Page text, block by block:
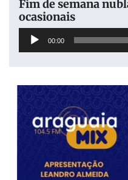
Fim de semana
ocasionais
Tocador
00:00